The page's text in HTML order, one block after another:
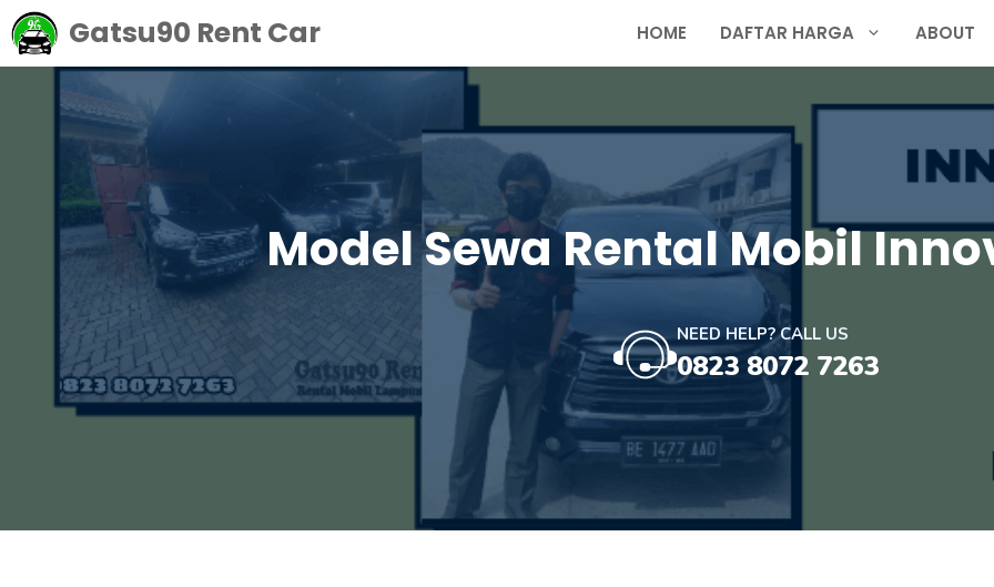
Langsung
ke
isi
Gatsu90 Rent Car HOME DAFTAR HARGA ABOUT
Model Sewa Rental Mobil
NEED HELP? CALL US
0823 8072 7263